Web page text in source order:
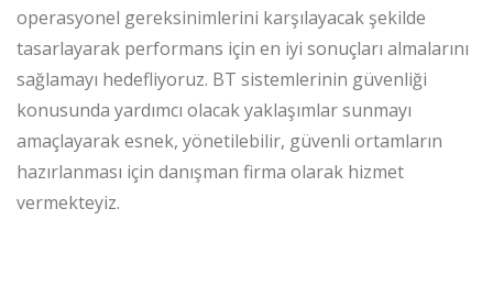
operasyonel gereksinimlerini karşılayacak şekilde
tasarlayarak performans için en iyi sonuçları almalarını
sağlamayı hedefliyoruz. BT sistemlerinin güvenliği
konusunda yardımcı olacak yaklaşımlar sunmayı
amaçlayarak esnek, yönetilebilir, güvenli ortamların
hazırlanması için danışman firma olarak hizmet
vermekteyiz.